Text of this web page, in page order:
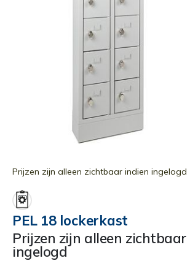
naar
begin
van
de
afbeeldingen-
gallerij
PEL 18 lockerkast
Prijzen zijn alleen zichtbaar
ingelogd
Prijzen zijn alleen zichtbaar indien ingelogd